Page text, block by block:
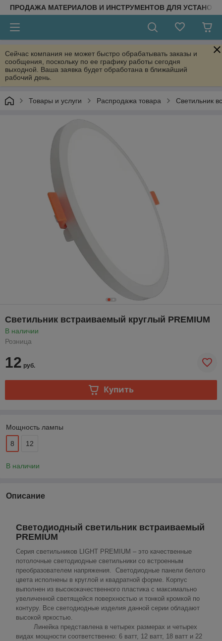
ПРОДАЖА МАТЕРИАЛОВ И ИНСТРУМЕНТОВ ДЛЯ
Сейчас компания не может быстро обрабатывать заказы и
сообщения, поскольку по ее графику работы сегодня
выходной. Ваша заявка будет обработана в ближайший
рабочий день.
Товары и услуги Распродажа товара Светильник
Светильник встраиваемый круглый PREMIUM
В наличии
Розница
12 руб.
Купить
Мощность лампы
8 12
В наличии
Описание
Светодиодный светильник встраиваемый
PREMIUM
Серия светильников LIGHT PREMIUM – это качественные
потолочные светодиодные светильники со встроенным
преобразователем напряжения. Светодиодные панели белого
цвета исполнены в круглой и квадратной форме. Корпус
выполнен из высококачественного пластика с максимально
увеличенной светящейся поверхностью и тонкой кромкой по
контуру. Все светодиодные изделия данной серии обладают
высокой яркостью.
Линейка представлена в четырех размерах и четырех
видах мощности соответственно: 6 ватт, 12 ватт, 18 ватт и 22